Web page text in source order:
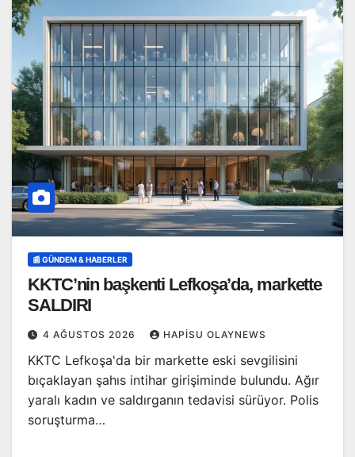
📰 GÜNDEM & HABERLER
KKTC’nin başkenti Lefkoşa’da, markette
SALDIRI
4 AĞUSTOS 2026 HAPISU OLAYNEWS
KKTC Lefkoşa'da bir markette eski sevgilisini
bıçaklayan şahıs intihar girişiminde bulundu. Ağır
yaralı kadın ve saldırganın tedavisi sürüyor. Polis
soruşturma…